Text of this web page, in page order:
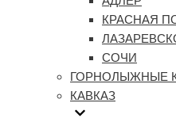
КРАСНАЯ
СОЧИ
ГОРНОЛЫЖНЫЕ
КАВКАЗ